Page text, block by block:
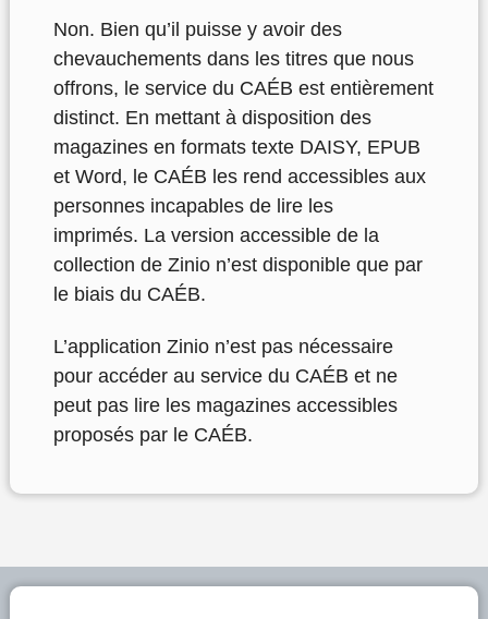
Non. Bien qu’il puisse y avoir des
chevauchements dans les titres que nous
offrons, le service du CAÉB est entièrement
distinct. En mettant à disposition des
magazines en formats texte DAISY, EPUB
et Word, le CAÉB les rend accessibles aux
personnes incapables de lire les
imprimés. La version accessible de la
collection de Zinio n’est disponible que par
le biais du CAÉB.
L’application Zinio n’est pas nécessaire
pour accéder au service du CAÉB et ne
peut pas lire les magazines accessibles
proposés par le CAÉB.